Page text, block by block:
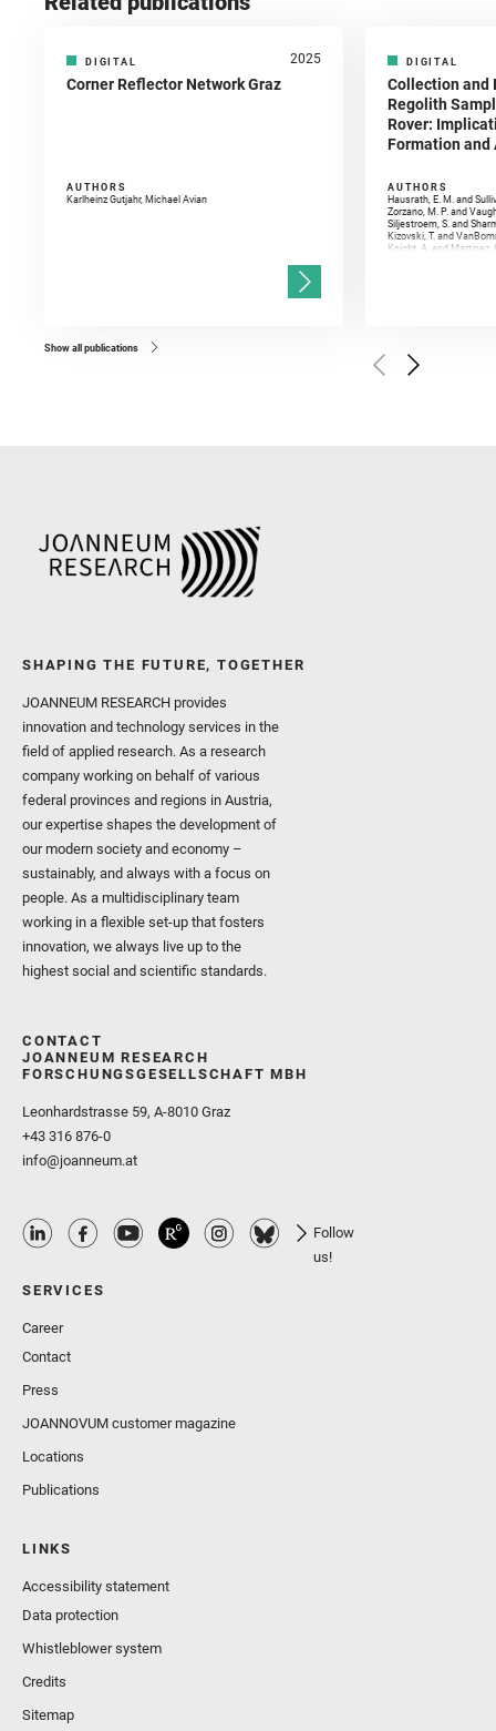
DIGITAL 2025
Corner Reflector Network Graz
AUTHORS
Karlheinz Gutjahr, Michael Avian
DIGITAL
Collection and
Regolith
Rover:
Formation
AUTHORS
Hausrath, E. M. and
Zorzano, M. P. and
Siljestroem, S. and
Kizovski, T. and
Knight, A. and Martinez,
Golombek, M. and
Herkenhoff, K. and
Show all publications
SHAPING THE FUTURE, TOGETHER
JOANNEUM RESEARCH provides
innovation and technology services in the
field of applied research. As a research
company working on behalf of various
federal provinces and regions in Austria,
our expertise shapes the development of
our modern society and economy –
sustainably, and always with a focus on
people. As a multidisciplinary team
working in a flexible set-up that fosters
innovation, we always live up to the
highest social and scientific standards.
CONTACT
JOANNEUM RESEARCH
FORSCHUNGSGESELLSCHAFT MBH
Leonhardstrasse 59, A-8010 Graz
+43 316 876-0
info@joanneum.at
Follow
us!
SERVICES
Career
Contact
Press
JOANNOVUM customer magazine
Locations
Publications
LINKS
Accessibility statement
Data protection
Whistleblower system
Credits
Sitemap